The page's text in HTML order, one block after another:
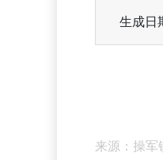
生成日
来源：操军